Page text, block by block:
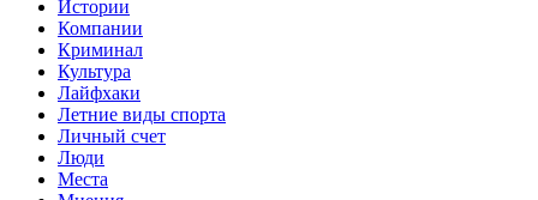
Истории
Компании
Криминал
Культура
Лайфхаки
Летние виды спорта
Личный счет
Люди
Места